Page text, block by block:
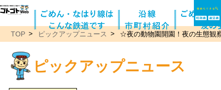
TOP ピックアップニュース ☆夜の動物園開園！夜の生態観
ピックアップニュース